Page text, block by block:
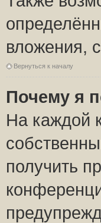
вложения,
Вернуться к началу
Почему я
На каждой
получить